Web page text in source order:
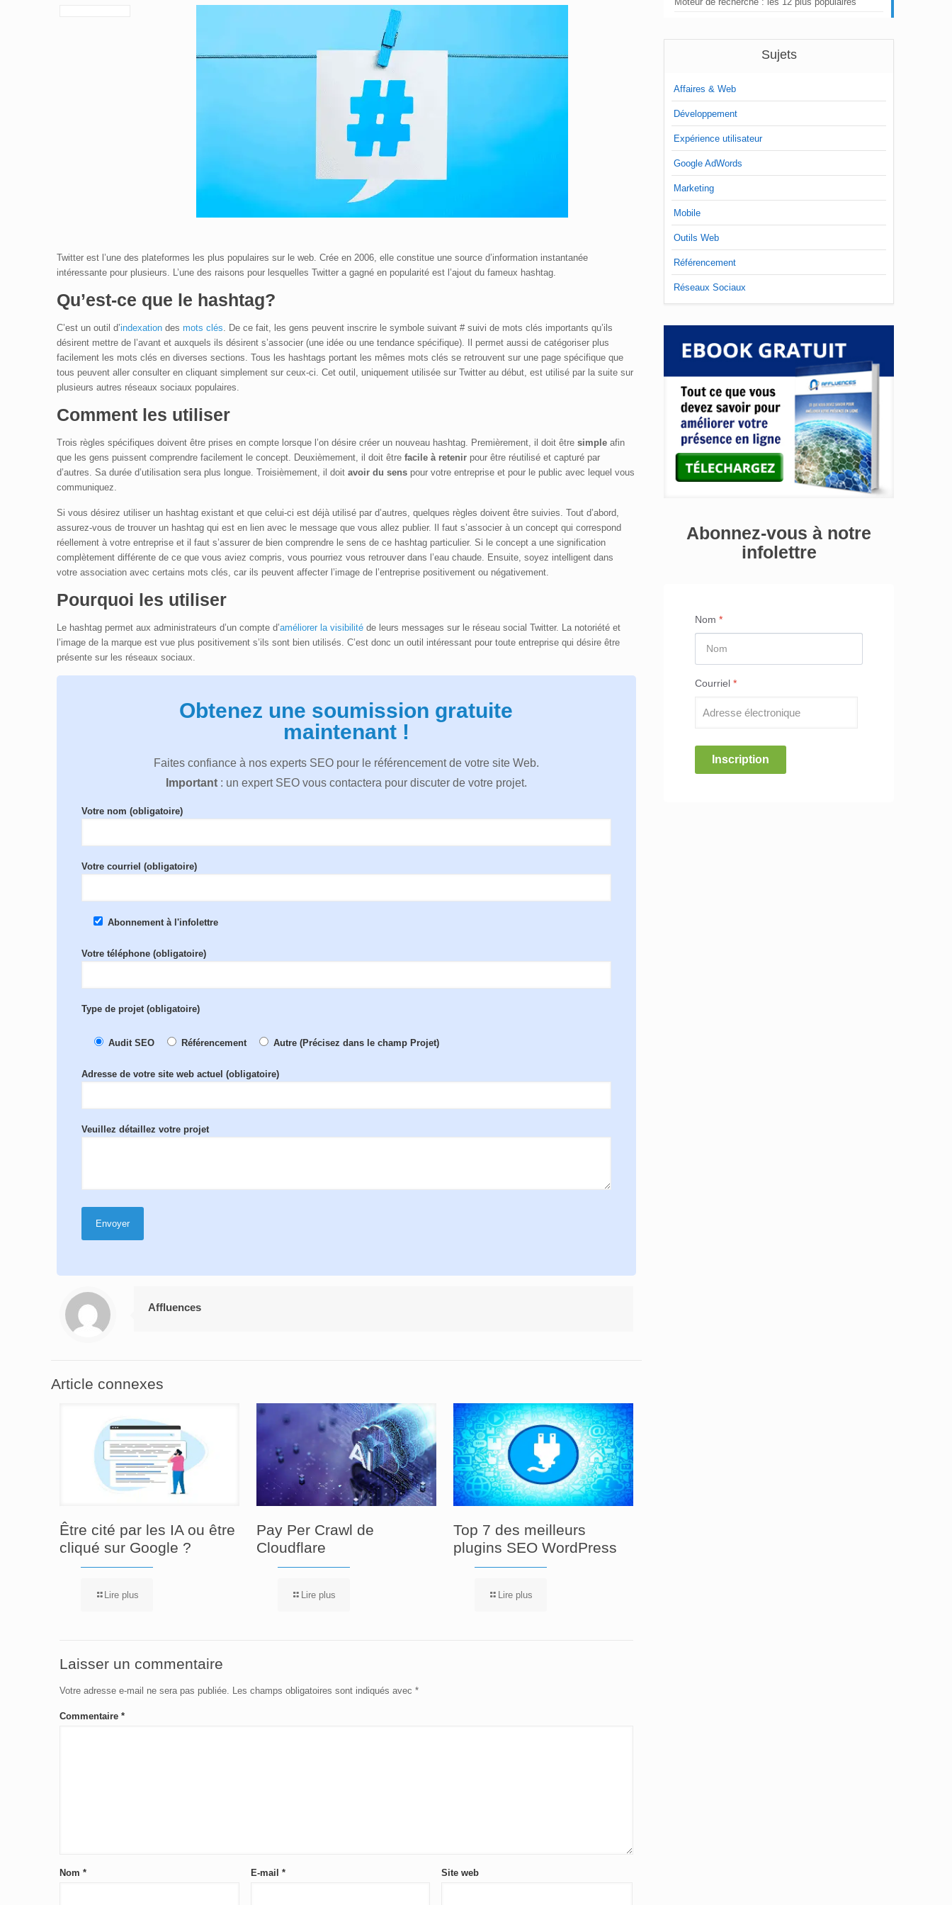
Twitter est l’une des plateformes les plus populaires sur le web. Crée en 2006, elle constitue une source d’information instantanée
intéressante pour plusieurs. L’une des raisons pour lesquelles Twitter a gagné en popularité est l’ajout du fameux hashtag.
Qu’est-ce que le hashtag?
C’est un outil d’indexationdesmots clés. De ce fait, les gens peuvent inscrire le symbole suivant # suivi de mots clés importants qu’ils
désirent mettre de l’avant et auxquels ils désirent s’associer (une idée ou une tendance spécifique). Il permet aussi de catégoriser plus
facilement les mots clés en diverses sections. Tous les hashtags portant les mêmes mots clés se retrouvent sur une page spécifique que
tous peuvent aller consulter en cliquant simplement sur ceux-ci. Cet outil, uniquement utilisée sur Twitter au début, est utilisé par la suite sur
plusieurs autres réseaux sociaux populaires.
Comment les utiliser
Trois règles spécifiques doivent être prises en compte lorsque l’on désire créer un nouveau hashtag. Premièrement, il doit être simple afin
que les gens puissent comprendre facilement le concept. Deuxièmement, il doit êtrefacile à retenir pour être réutilisé et capturé par
d’autres. Sa durée d’utilisation sera plus longue. Troisièmement, il doitavoir du sens pour votre entreprise et pour le public avec lequel vous
communiquez.
Si vous désirez utiliser un hashtag existant et que celui-ci est déjà utilisé par d’autres, quelques règles doivent être suivies. Tout d’abord,
assurez-vous de trouver un hashtag qui est en lien avec le message que vous allez publier. Il faut s’associer à un concept qui correspond
réellement à votre entreprise et il faut s’assurer de bien comprendre le sens de ce hashtag particulier. Si le concept a une signification
complètement différente de ce que vous aviez compris, vous pourriez vous retrouver dans l’eau chaude. Ensuite, soyez intelligent dans
votre association avec certains mots clés, car ils peuvent affecter l’image de l’entreprise positivement ou négativement.
Pourquoi les utiliser
Le hashtag permet aux administrateurs d’un compte d’améliorer la visibilité de leurs messages sur le réseau social Twitter. La notoriété et
l’image de la marque est vue plus positivement s’ils sont bien utilisés. C’est donc un outil intéressant pour toute entreprise qui désire être
présente sur les réseaux sociaux.
Obtenez une soumission gratuite
maintenant !
Faites confiance à nos experts SEO pour le référencement de votre site Web.
Important : un expert SEO vous contactera pour discuter de votre projet.
Votre nom (obligatoire)
Votre courriel (obligatoire)
Abonnement à l'infolettre
Votre téléphone (obligatoire)
Type de projet (obligatoire)
Audit SEO Référencement Autre (Précisez dans le champ Projet)
Adresse de votre site web actuel (obligatoire)
Veuillez détaillez votre projet
Affluences
Article connexes
Être cité par les IA ou être
cliqué sur Google ?
Lire plus
Pay Per Crawl de
Cloudflare
Lire plus
Top 7 des meilleurs
plugins SEO WordPress
Lire plus
Laisser un commentaire
Votre adresse e-mail ne sera pas publiée. Les champs obligatoires sont indiqués avec *
Commentaire *
Nom * E-mail * Site web
Sujets
Affaires & Web
Développement
Expérience utilisateur
Google AdWords
Marketing
Mobile
Outils Web
Référencement
Réseaux Sociaux
Abonnez-vous à notre
infolettre
Nom *
Courriel *
Inscription